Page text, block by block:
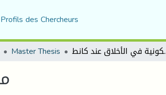
Profils des Chercheurs
Master Thesis عند كانط